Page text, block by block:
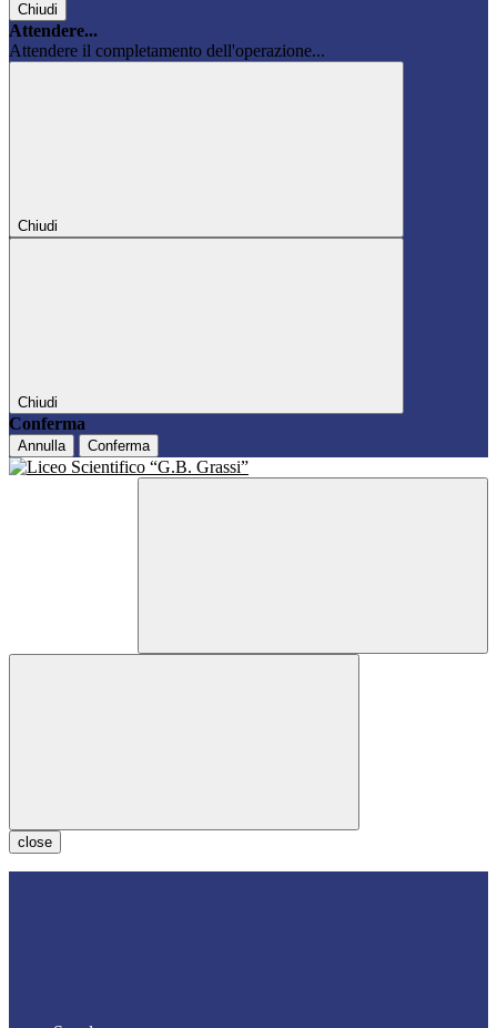
Chiudi
Attendere...
Attendere il completamento dell'operazione...
Chiudi
Chiudi
Conferma
Annulla Conferma
close